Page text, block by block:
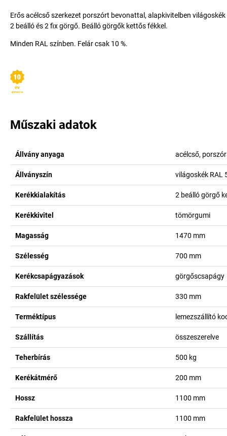
Erős acélcső szerkezet porszórt bevonattal, alapkivitelben
2 beálló és 2 fix görgő. Beálló görgők kettős fékkel.
Minden RAL színben. Felár csak 10 %.
Műszaki adatok
Állvány anyaga acélcső,
Állványszín világoskék RAL
Kerékkialakítás 2 beálló görgő
Kerékkivitel tömörgumi
Magasság 1470 mm
Szélesség 700 mm
Kerékcsapágyazások görgőscsapágy
Rakfelület szélessége 330 mm
Terméktípus lemezszállító
Szállítás összeszerelve
Teherbírás 500 kg
Kerékátmérő 200 mm
Hossz 1100 mm
Rakfelület hossza 1100 mm